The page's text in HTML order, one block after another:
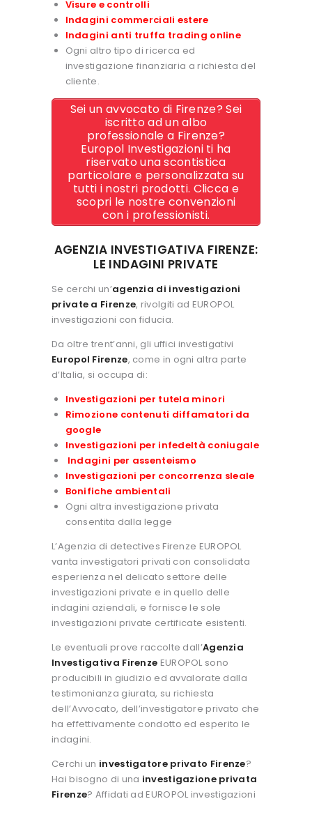
Visure e controlli
Indagini commerciali estere
Indagini anti truffa trading online
Ogni altro tipo di ricerca ed
investigazione finanziaria a richiesta del
cliente.
Sei un avvocato di Firenze? Sei
iscritto ad un albo
professionale a Firenze?
Europol Investigazioni ti ha
riservato una scontistica
particolare e personalizzata su
tutti i nostri prodotti. Clicca e
scopri le nostre convenzioni
con i professionisti.
AGENZIA INVESTIGATIVA FIRENZE:
LE INDAGINI PRIVATE
Se cerchi un’agenzia di investigazioni
private a Firenze, rivolgiti ad EUROPOL
investigazioni con fiducia.
Da oltre trent’anni, gli uffici investigativi
Europol Firenze, come in ogni altra parte
d’Italia, si occupa di:
Investigazioni per tutela minori
Rimozione contenuti diffamatori da
google
Investigazioni per infedeltà coniugale
Indagini per assenteismo
Investigazioni per concorrenza sleale
Bonifiche ambientali
Ogni altra investigazione privata
consentita dalla legge
L’Agenzia di detectives Firenze EUROPOL
vanta investigatori privati con consolidata
esperienza nel delicato settore delle
investigazioni private e in quello delle
indagini aziendali, e fornisce le sole
investigazioni private certificate esistenti.
Le eventuali prove raccolte dall’Agenzia
Investigativa Firenze EUROPOL sono
producibili in giudizio ed avvalorate dalla
testimonianza giurata, su richiesta
dell’Avvocato, dell’investigatore privato che
ha effettivamente condotto ed esperito le
indagini.
Cerchi un investigatore privato Firenze?
Hai bisogno di una investigazione privata
Firenze? Affidati ad EUROPOL investigazioni